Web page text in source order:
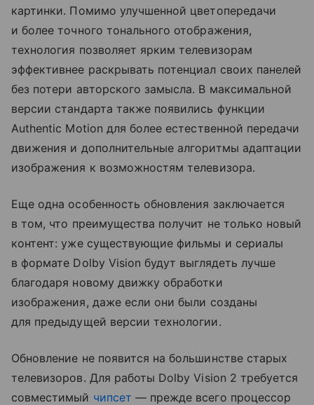
картинки. Помимо улучшенной цветопередачи
и более точного тонального отображения,
технология позволяет ярким телевизорам
эффективнее раскрывать потенциал своих панелей
без потери авторского замысла. В максимальной
версии стандарта также появились функции
Authentic Motion для более естественной передачи
движения и дополнительные алгоритмы адаптации
изображения к возможностям телевизора.
Еще одна особенность обновления заключается
в том, что преимущества получит не только новый
контент: уже существующие фильмы и сериалы
в формате Dolby Vision будут выглядеть лучше
благодаря новому движку обработки
изображения, даже если они были созданы
для предыдущей версии технологии.
Обновление не появится на большинстве старых
телевизоров. Для работы Dolby Vision 2 требуется
совместимый чипсет — прежде всего процессор